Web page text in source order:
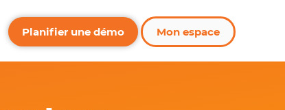
ressources
submenu for Entreprise
Planifier une démo Mon espace